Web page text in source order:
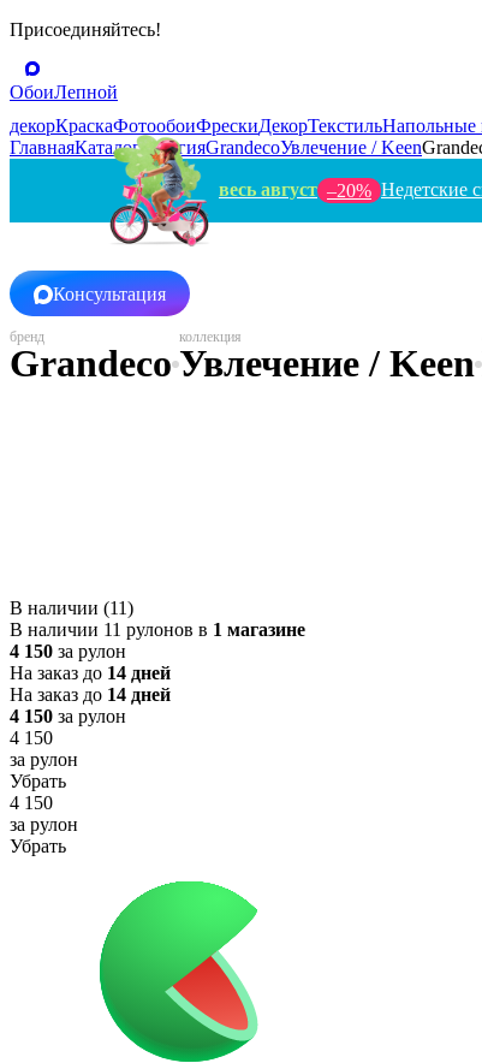
Присоединяйтесь!
ОбоиЛепной
декорКраскаФотообоиФрескиДекорТекстильНапольные
ГлавнаяКаталогБельгияGrandecoУвлечение / Keen
весь август –20% Недетские
Консультация
GrandecoУвлечение / Keen
В наличии (11)
В наличии 11 рулонов в 1 магазине
4 150 за рулон
На заказ до 14 дней
На заказ до 14 дней
4 150 за рулон
4 150
за рулон
Убрать
4 150
за рулон
Убрать